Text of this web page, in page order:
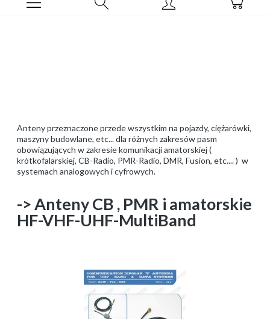
Anteny przeznaczone przede wszystkim na pojazdy, ciężarówki,
maszyny budowlane, etc... dla różnych zakresów pasm
obowiązujących w zakresie komunikacji amatorskiej (
krótkofalarskiej, CB-Radio, PMR-Radio, DMR, Fusion, etc.... ) w
systemach analogowych i cyfrowych.
-> Anteny CB , PMR i amatorskie
HF-VHF-UHF-MultiBand